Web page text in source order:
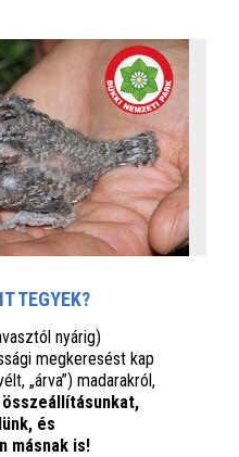
TEGYEK?
nyárig)
megkeresést kap
„árva”) madarakról,
és
másnak is!